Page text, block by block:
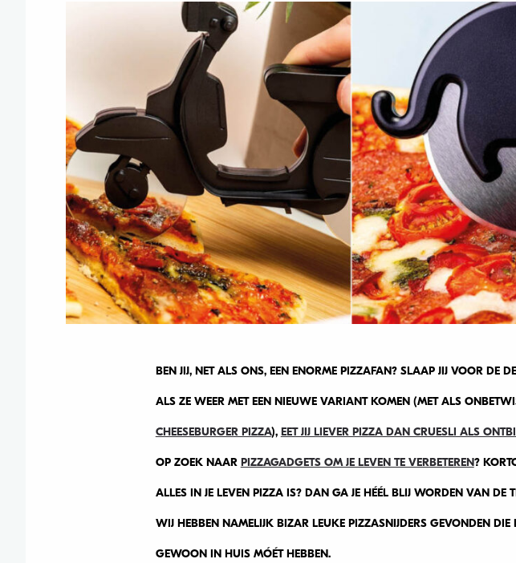
BEN JIJ, NET ALS ONS, EEN ENORME PIZZAFAN? SLAAP JIJ VOOR DE
ALS ZE WEER MET EEN NIEUWE VARIANT KOMEN (MET ALS
CHEESEBURGER PIZZA), EET JIJ LIEVER PIZZA DAN CRUESLI ALS
OP ZOEK NAAR PIZZAGADGETS OM JE LEVEN TE VERBETEREN?
ALLES IN JE LEVEN PIZZA IS? DAN GA JE HÉÉL BLIJ WORDEN VAN DE
WIJ HEBBEN NAMELIJK BIZAR LEUKE PIZZASNIJDERS GEVONDEN DIE
GEWOON IN HUIS MÓÉT HEBBEN.